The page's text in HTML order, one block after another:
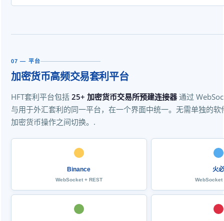
07 — 平台
加密货币高频交易套利平台
HFT套利平台包括 25+ 加密货币交易所预建连接器通过
与用于外汇套利的同一平台，在一个界面中统一。无需单独的
加密货币操作之间切换。.
Binance
WebSocket + REST
火
WebSocket